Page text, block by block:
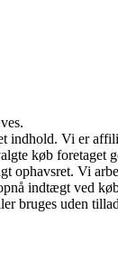
indhold. Vi er
køb foretaget
ophavsret. Vi
indtægt ved
bruges uden